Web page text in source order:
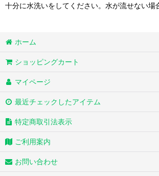
十分に水洗いをしてください。水が流せない場
ホーム
ショッピングカート
マイページ
最近チェックしたアイテム
特定商取引法表示
ご利用案内
お問い合わせ